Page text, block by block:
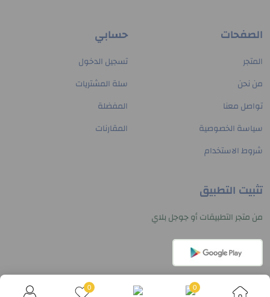
0
0
الصفحات
المتجر
من نحن
تواصل معنا
سياسة الخصوصية
شروط الاستخدام
حسابي
تسجيل الدخول
سلة المشتريات
المفضلة
المقارنات
تثبيت التطبيق
من متجر التطبيقات أو جوجل بلاي